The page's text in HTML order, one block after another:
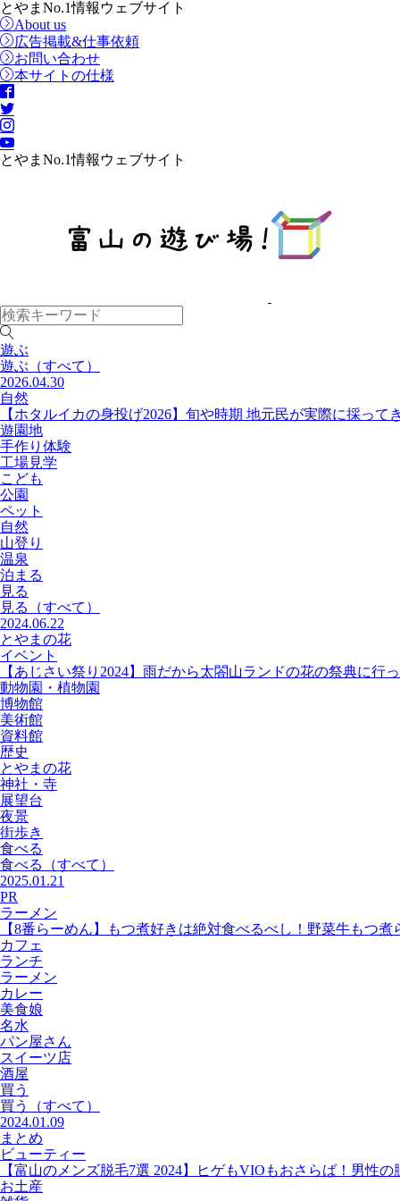
とやまNo.1情報ウェブサイト
About us
広告掲載&仕事依頼
お問い合わせ
本サイトの仕様
とやまNo.1情報ウェブサイト
遊ぶ
遊ぶ （すべて）
2026.04.30
自然
【ホタルイカの身投げ2026】旬や時期 地元民が実際に採って
遊園地
手作り体験
工場見学
こども
公園
ペット
自然
山登り
温泉
泊まる
見る
見る
（すべて）
2024.06.22
とやまの花
イベント
【あじさい祭り2024】雨だから太閤山ランドの花の祭典に行
動物園・植物園
博物館
美術館
資料館
歴史
とやまの花
神社・寺
展望台
夜景
街歩き
食べる
食べる
（すべて）
2025.01.21
PR
ラーメン
【8番らーめん】もつ煮好きは絶対食べるべし！野菜牛もつ
カフェ
ランチ
ラーメン
カレー
美食娘
名水
パン屋さん
スイーツ店
酒屋
買う
買う
（すべて）
2024.01.09
まとめ
ビューティー
【富山のメンズ脱毛7選 2024】ヒゲもVIOもおさらば！男性
お土産